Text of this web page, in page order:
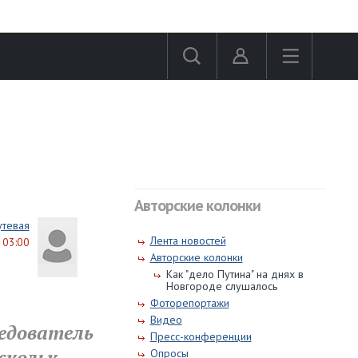
Авторские колонки
Лента новостей
Авторские колонки
Как "дело Путина" на днях в
Новгороде слушалось
Фоторепортажи
Видео
Пресс-конференции
Опросы